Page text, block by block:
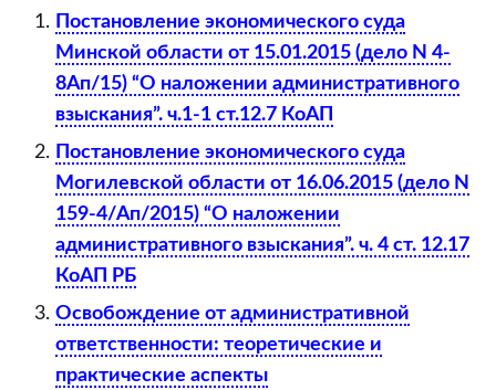
Постановление экономического суда
Минской области от 15.01.2015 (дело N 4-
8Ап/15) “О наложении административного
взыскания”. ч.1-1 ст.12.7 КоАП
Постановление экономического суда
Могилевской области от 16.06.2015 (дело N
159-4/Ап/2015) “О наложении
административного взыскания”. ч. 4 ст. 12.17
КоАП РБ
Освобождение от административной
ответственности: теоретические и
практические аспекты